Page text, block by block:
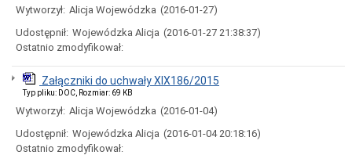
Nadawanie
PESEL
obywatelom
/
Надання
номера
PESEL
біженців
Wytworzył: Alicja Wojewódzka (2016-01-27)
Udostępnił: Wojewódzka Alicja (2016-01-27 21:38:37)
Ostatnio zmodyfikował:
Załączniki do uchwały XIX186/2015
Typ pliku: DOC, Rozmiar: 69 KB
Wytworzył: Alicja Wojewódzka (2016-01-04)
Udostępnił: Wojewódzka Alicja (2016-01-04 20:18:16)
Ostatnio zmodyfikował: